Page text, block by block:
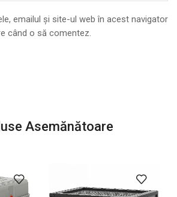
emailul și site-ul web în acest navigator
când o să comentez.
Asemănătoare